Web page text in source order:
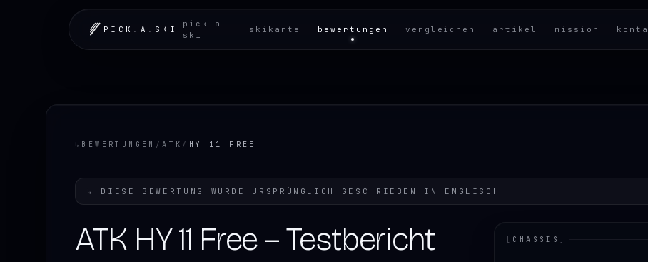
PICK . A . SKI
pick-a-
ski
skikarte bewertungen vergleichen artikel mission
↳ BEWERTUNGEN / ATK / HY 11 FREE
↳ DIESE BEWERTUNG WURDE URSPRÜNGLICH GESCHRIEBEN IN ENGLISCH
ATK HY 11 Free – Testbericht [ CHASSIS ]